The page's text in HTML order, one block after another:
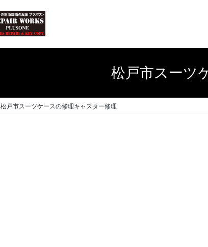
松戸市スーツ
松戸市スーツケースの修理キャスター修理